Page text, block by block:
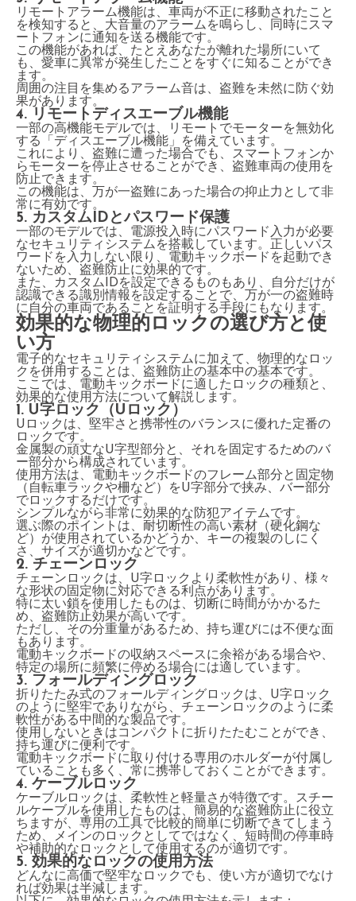
リモートアラーム機能は、車両が不正に移動されたこと
を検知すると、大音量のアラームを鳴らし、同時にスマ
ートフォンに通知を送る機能です。
この機能があれば、たとえあなたが離れた場所にいて
も、愛車に異常が発生したことをすぐに知ることができ
ます。
周囲の注目を集めるアラーム音は、盗難を未然に防ぐ効
果があります。
4. リモートディスエーブル機能
一部の高機能モデルでは、リモートでモーターを無効化
する「ディスエーブル機能」を備えています。
これにより、盗難に遭った場合でも、スマートフォンか
らモーターを停止させることができ、盗難車両の使用を
防止できます。
この機能は、万が一盗難にあった場合の抑止力として非
常に有効です。
5. カスタムIDとパスワード保護
一部のモデルでは、電源投入時にパスワード入力が必要
なセキュリティシステムを搭載しています。正しいパス
ワードを入力しない限り、電動キックボードを起動でき
ないため、盗難防止に効果的です。
また、カスタムIDを設定できるものもあり、自分だけが
認識できる識別情報を設定することで、万が一の盗難時
に自分の車両であることを証明する手段にもなります。
効果的な物理的ロックの選び方と使
い方
電子的なセキュリティシステムに加えて、物理的なロッ
クを併用することは、盗難防止の基本中の基本です。
ここでは、電動キックボードに適したロックの種類と、
効果的な使用方法について解説します。
1. U字ロック（Uロック）
Uロックは、堅牢さと携帯性のバランスに優れた定番の
ロックです。
金属製の頑丈なU字型部分と、それを固定するためのバ
ー部分から構成されています。
使用方法は、電動キックボードのフレーム部分と固定物
（自転車ラックや柵など）をU字部分で挟み、バー部分
でロックするだけです。
シンプルながら非常に効果的な防犯アイテムです。
選ぶ際のポイントは、耐切断性の高い素材（硬化鋼な
ど）が使用されているかどうか、キーの複製のしにく
さ、サイズが適切かなどです。
2. チェーンロック
チェーンロックは、U字ロックより柔軟性があり、様々
な形状の固定物に対応できる利点があります。
特に太い鎖を使用したものは、切断に時間がかかるた
め、盗難防止効果が高いです。
ただし、その分重量があるため、持ち運びには不便な面
もあります。
電動キックボードの収納スペースに余裕がある場合や、
特定の場所に頻繁に停める場合には適しています。
3. フォールディングロック
折りたたみ式のフォールディングロックは、U字ロック
のように堅牢でありながら、チェーンロックのように柔
軟性がある中間的な製品です。
使用しないときはコンパクトに折りたたむことができ、
持ち運びに便利です。
電動キックボードに取り付ける専用のホルダーが付属し
ていることも多く、常に携帯しておくことができます。
4. ケーブルロック
ケーブルロックは、柔軟性と軽量さが特徴です。スチー
ルケーブルを使用したものは、簡易的な盗難防止に役立
ちますが、専用の工具で比較的簡単に切断できてしまう
ため、メインのロックとしてではなく、短時間の停車時
や補助的なロックとして使用するのが適切です。
5. 効果的なロックの使用方法
どんなに高価で堅牢なロックでも、使い方が適切でなけ
れば効果は半減します。